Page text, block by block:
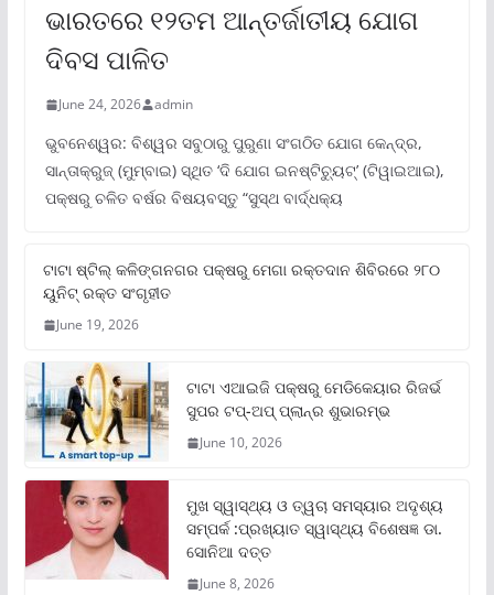
ଭାରତରେ ୧୨ତମ ଆନ୍ତର୍ଜାତୀୟ ଯୋଗ
ଦିବସ ପାଳିତ
June 24, 2026 admin
ଭୁବନେଶ୍ୱର: ବିଶ୍ୱର ସବୁଠାରୁ ପୁରୁଣା ସଂଗଠିତ ଯୋଗ କେନ୍ଦ୍ର,
ସାନ୍ତାକ୍ରୁଜ୍ (ମୁମ୍ବାଇ) ସ୍ଥିତ ‘ଦି ଯୋଗ ଇନଷ୍ଟିଚ୍ୟୁଟ୍‌’ (ଟିୱାଇଆଇ),
ପକ୍ଷରୁ ଚଳିତ ବର୍ଷର ବିଷୟବସ୍ତୁ “ସୁସ୍ଥ ବାର୍ଦ୍ଧକ୍ୟ
ଟାଟା ଷ୍ଟିଲ୍‌ କଳିଙ୍ଗନଗର ପକ୍ଷରୁ ମେଗା ରକ୍ତଦାନ ଶିବିରରେ ୨୮୦
ୟୁନିଟ୍‌ ରକ୍ତ ସଂଗୃହୀତ
June 19, 2026
ଟାଟା ଏଆଇଜି ପକ୍ଷରୁ ମେଡିକେୟାର ରିଜର୍ଭ
ସୁପର ଟପ୍‌-ଅପ୍ ପ୍ଲାନ୍‌ର ଶୁଭାରମ୍ଭ
June 10, 2026
ମୁଖ ସ୍ୱାସ୍ଥ୍ୟ ଓ ତ୍ୱଚା ସମସ୍ୟାର ଅଦୃଶ୍ୟ
ସମ୍ପର୍କ :ପ୍ରଖ୍ୟାତ ସ୍ୱାସ୍ଥ୍ୟ ବିଶେଷଜ୍ଞ ଡା.
ସୋନିଆ ଦତ୍ତ
June 8, 2026